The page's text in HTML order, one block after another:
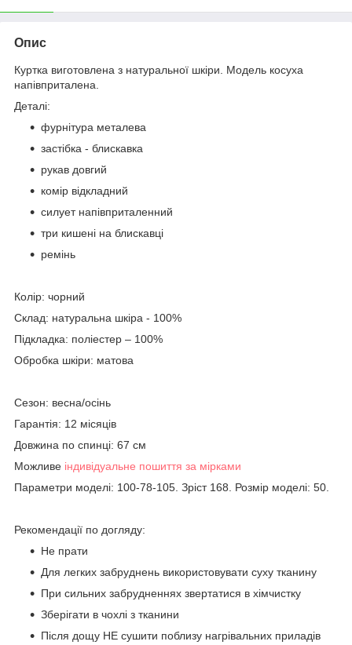
Опис
Куртка виготовлена з натуральної шкіри. Модель косуха
напівприталена.
Деталі:
фурнітура металева
застібка - блискавка
рукав довгий
комір відкладний
силует напівприталенний
три кишені на блискавці
ремінь
Колір: чорний
Склад: натуральна шкіра - 100%
Підкладка: поліестер – 100%
Обробка шкіри: матова
Сезон: весна/осінь
Гарантія: 12 місяців
Довжина по спинці: 67 см
Можливе індивідуальне пошиття за мірками
Параметри моделі: 100-78-105. Зріст 168. Розмір моделі: 50.
Рекомендації по догляду:
Не прати
Для легких забруднень використовувати суху тканину
При сильних забрудненнях звертатися в хімчистку
Зберігати в чохлі з тканини
Після дощу НЕ сушити поблизу нагрівальних приладів